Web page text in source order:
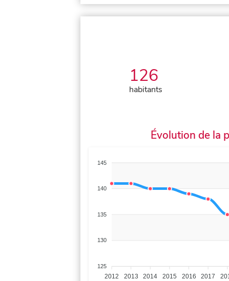
126
habitants
Évolution de la
145
140
135
130
125
2012 2013 2014 2015 2016 2017